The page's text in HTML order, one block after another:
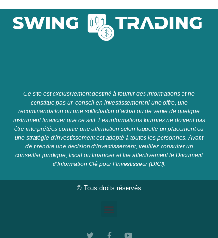
Ce site estexclusivementdestiné à fournirdes informations etne
constituepasun conseilen investissementniuneoffre, une
recommandation ou une sollicitation d‘achatou de vente de quelque
instrumentfinancierquecesoit. Lesinformationsfourniesnedoiventpas
être interprétées comme une affirmation selon laquelle un placementou
une stratégie d‘investissementestadapté à toutes les personnes. Avant
deprendreunedécision d‘investissement, veuillezconsulterun
conseillerjuridique, fiscal ou financieretlire attentivementle Document
d‘Information Clépourl‘Investisseur(DICI).
© Tous droits réservés